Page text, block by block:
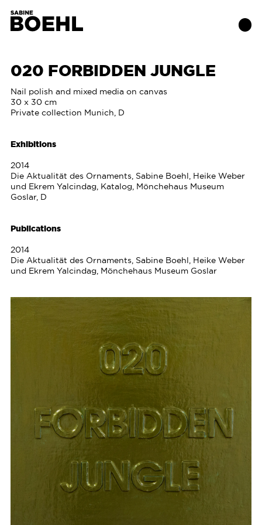
Works
About
Exhibitions
Publications
Contact
020 FORBIDDEN JUNGLE
Nail polish and mixed media on canvas
30 x 30 cm
Private collection Munich, D
Exhibitions
2014
Die Aktualität des Ornaments, Sabine Boehl, Heike Weber
und Ekrem Yalcindag, Katalog, Mönchehaus Museum
Goslar, D
Publications
2014
Die Aktualität des Ornaments, Sabine Boehl, Heike Weber
und Ekrem Yalcindag, Mönchehaus Museum Goslar
BOEHL